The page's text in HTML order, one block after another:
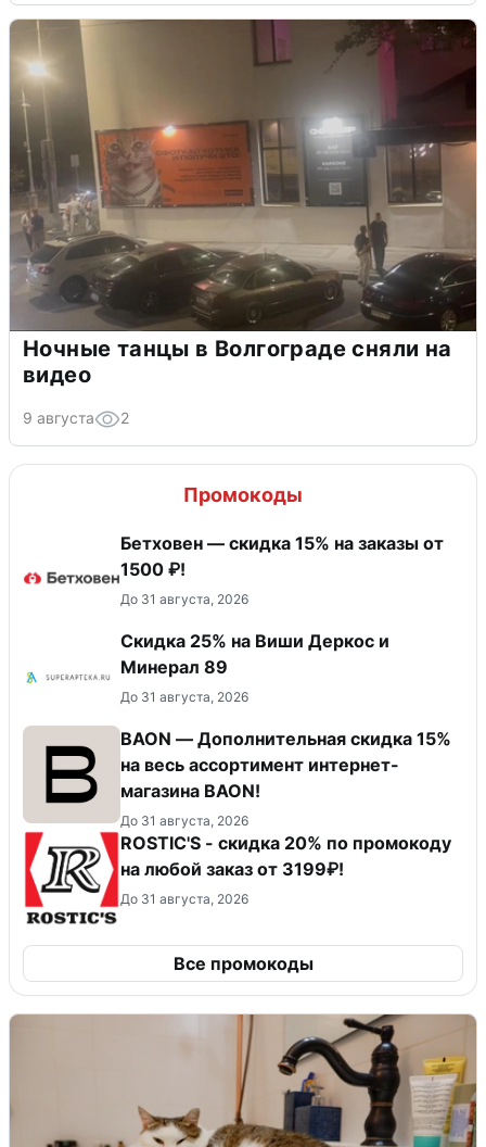
Ночные танцы в Волгограде сняли на
видео
9 августа 2
Промокоды
Бетховен — скидка 15% на заказы от
1500 ₽!
До 31 августа, 2026
Скидка 25% на Виши Деркос и
Минерал 89
До 31 августа, 2026
BAON — Дополнительная скидка 15%
на весь ассортимент интернет-
магазина BAON!
До 31 августа, 2026
ROSTIC'S - скидка 20% по промокоду
на любой заказ от 3199₽!
До 31 августа, 2026
Все промокоды